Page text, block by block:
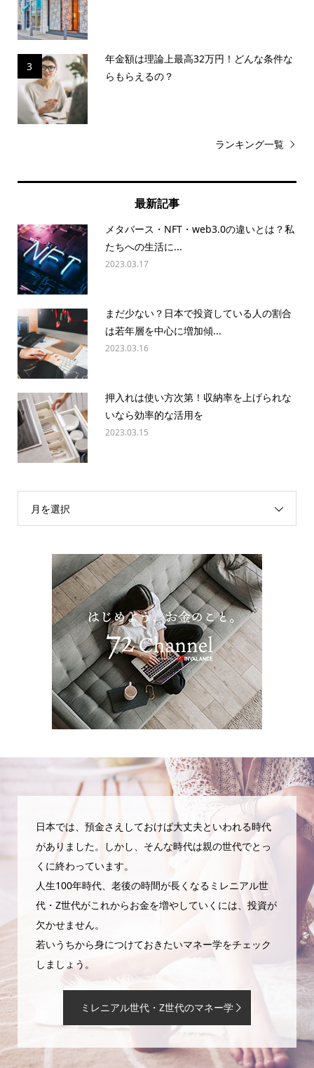
3
年金額は理論上最高32万円！どんな条件な
らもらえるの？
ランキング一覧
最新記事
メタバース・NFT・web3.0の違いとは？私
たちへの生活に...
2023.03.17
まだ少ない？日本で投資している人の割合
は若年層を中心に増加傾...
2023.03.16
押入れは使い方次第！収納率を上げられな
いなら効率的な活用を
2023.03.15
月を選択
日本では、預金さえしておけば大丈夫といわれる時代
がありました。しかし、そんな時代は親の世代でとっ
くに終わっています。
人生100年時代、老後の時間が長くなるミレニアル世
代・Z世代がこれからお金を増やしていくには、投資が
欠かせません。
若いうちから身につけておきたいマネー学をチェック
しましょう。
ミレニアル世代・Z世代のマネー学